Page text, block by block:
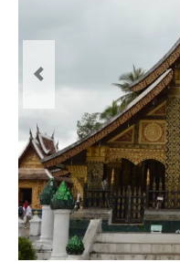
Les articles de
Laos
Carte du Laos
Laos – infos
Paludisme au
Les articles du
Vietnam